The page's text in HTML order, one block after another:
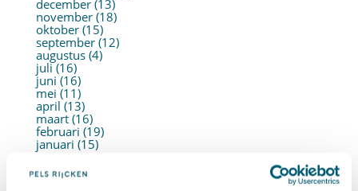
december (13)
november (18)
oktober (15)
september (12)
augustus (4)
juli (16)
juni (16)
mei (11)
april (13)
maart (16)
februari (19)
januari (15)
►
december (15)
november (9)